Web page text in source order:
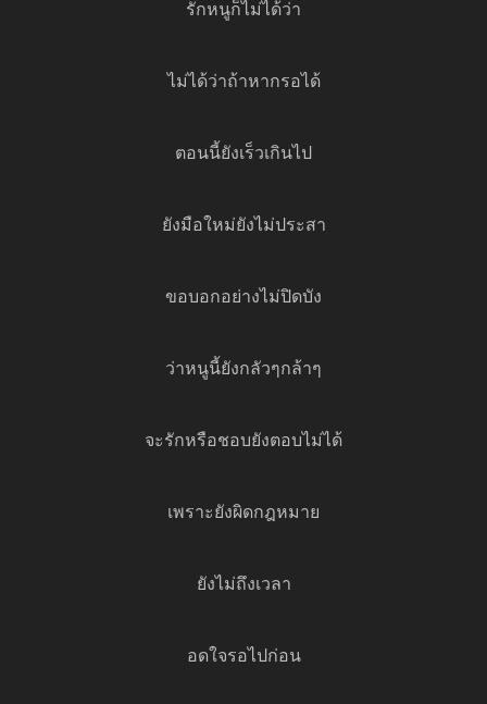
รักหนูก็ไม่ได้ว่า
ไม่ได้ว่าถ้าหากรอได้
ตอนนี้ยังเร็วเกินไป
ยังมือใหม่ยังไม่ประสา
ขอบอกอย่างไม่ปิดบัง
ว่าหนูนี้ยังกลัวๆกล้าๆ
จะรักหรือชอบยังตอบไม่ได้
เพราะยังผิดกฎหมาย
ยังไม่ถึงเวลา
อดใจรอไปก่อน